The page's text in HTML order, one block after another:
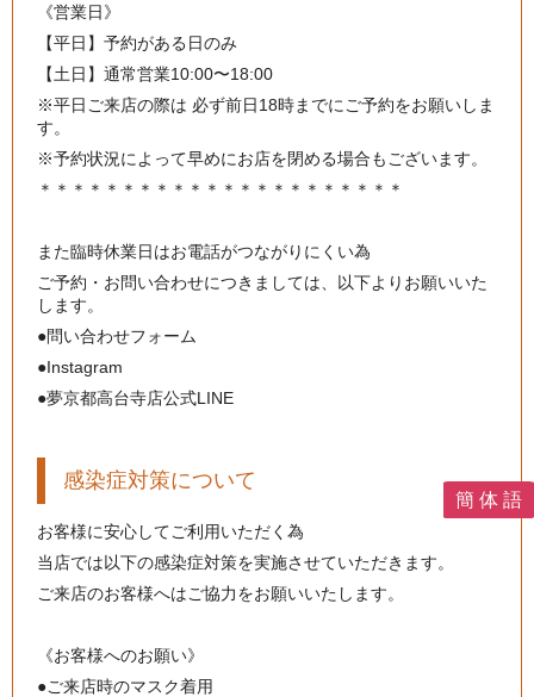
《営業日》
【平日】予約がある日のみ
【土日】通常営業10:00〜18:00
※平日ご来店の際は 必ず前日18時までにご予約をお願いしま
す。
※予約状況によって早めにお店を閉める場合もございます。
＊＊＊＊＊＊＊＊＊＊＊＊＊＊＊＊＊＊＊＊＊＊
また臨時休業日はお電話がつながりにくい為
ご予約・お問い合わせにつきましては、以下よりお願いいた
します。
●問い合わせフォーム
●Instagram
●夢京都高台寺店公式LINE
感染症対策について
お客様に安心してご利用いただく為
当店では以下の感染症対策を実施させていただきます。
ご来店のお客様へはご協力をお願いいたします。
《お客様へのお願い》
●ご来店時のマスク着用
簡 体 語